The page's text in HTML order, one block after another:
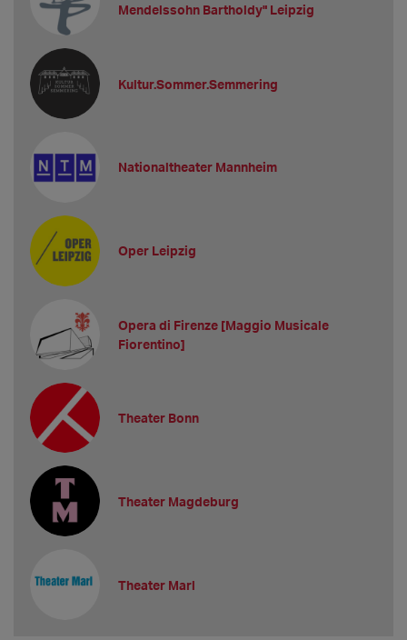
Mendelssohn Bartholdy" Leipzig
Kultur.Sommer.Semmering
Nationaltheater Mannheim
Oper Leipzig
Opera di Firenze [Maggio Musicale
Fiorentino]
Theater Bonn
Theater Magdeburg
Theater Marl